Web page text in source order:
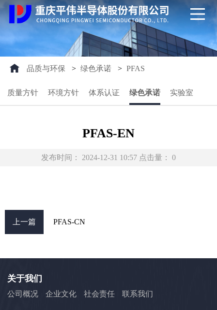
品质与环保 > 绿色承诺 > PFAS
质量方针 环境方针 体系认证 绿色承诺 实验室
PFAS-EN
发布时间： 2024-12-31 10:57 点击量： 0
上一篇 PFAS-CN
关于我们
公司概况 企业文化 社会责任 联系我们